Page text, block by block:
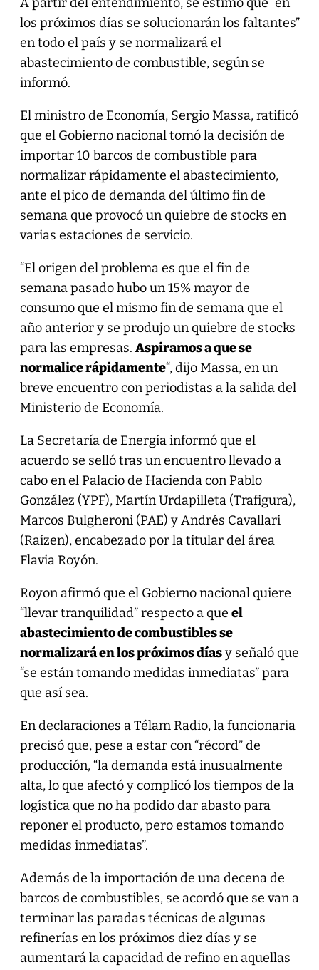
los próximos días se solucionarán los faltantes”
en todo el país y se normalizará el
abastecimiento de combustible, según se
informó.
El ministro de Economía, Sergio Massa, ratificó
que el Gobierno nacional tomó la decisión de
importar 10 barcos de combustible para
normalizar rápidamente el abastecimiento,
ante el pico de demanda del último fin de
semana que provocó un quiebre de stocks en
varias estaciones de servicio.
“El origen del problema es que el fin de
semana pasado hubo un 15% mayor de
consumo que el mismo fin de semana que el
año anterior y se produjo un quiebre de stocks
para las empresas. Aspiramos a que se
normalice rápidamente“, dijo Massa, en un
breve encuentro con periodistas a la salida del
Ministerio de Economía.
La Secretaría de Energía informó que el
acuerdo se selló tras un encuentro llevado a
cabo en el Palacio de Hacienda con Pablo
González (YPF), Martín Urdapilleta (Trafigura),
Marcos Bulgheroni (PAE) y Andrés Cavallari
(Raízen), encabezado por la titular del área
Flavia Royón.
Royon afirmó que el Gobierno nacional quiere
“llevar tranquilidad” respecto a que el
abastecimiento de combustibles se
normalizará en los próximos díasy señaló que
“se están tomando medidas inmediatas” para
que así sea.
En declaraciones a Télam Radio, la funcionaria
precisó que, pese a estar con “récord” de
producción, “la demanda está inusualmente
alta, lo que afectó y complicó los tiempos de la
logística que no ha podido dar abasto para
reponer el producto, pero estamos tomando
medidas inmediatas”.
Además de la importación de una decena de
barcos de combustibles, se acordó que se van a
terminar las paradas técnicas de algunas
refinerías en los próximos diez días y se
aumentará la capacidad de refino en aquellas